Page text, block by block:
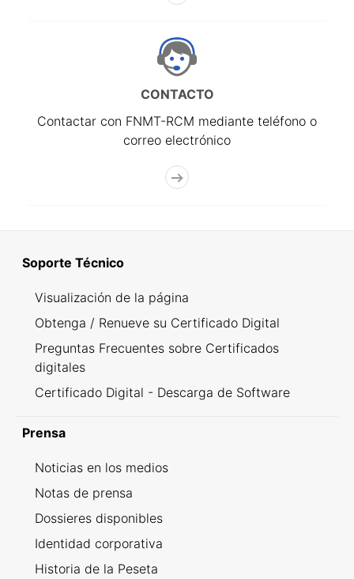
CONTACTO
Contactar con FNMT-RCM mediante teléfono o
correo electrónico
Soporte Técnico
Visualización de la página
Obtenga / Renueve su Certificado Digital
Preguntas Frecuentes sobre Certificados
digitales
Certificado Digital - Descarga de Software
Prensa
Noticias en los medios
Notas de prensa
Dossieres disponibles
Identidad corporativa
Historia de la Peseta